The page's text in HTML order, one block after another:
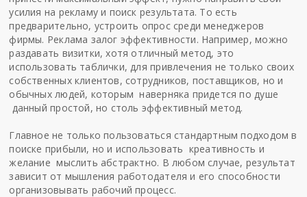
усилия на рекламу и поиск результата. То есть
предварительно, устроить опрос среди менеджеров
фирмы. Реклама залог эффективности. Например, можно
раздавать визитки, хотя отличный метод, это
использовать таблички, для привлечения не только своих
собственных клиентов, сотрудников, поставщиков, но и
обычных людей, которым наверняка придется по душе
данный простой, но столь эффективный метод.
Главное не только пользоваться стандартным подходом в
поиске прибыли, но и использовать креативность и
желание мыслить абстрактно. В любом случае, результат
зависит от мышления работодателя и его способности
организовывать рабочий процесс.